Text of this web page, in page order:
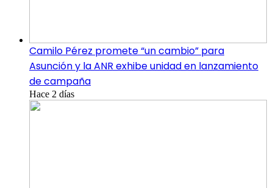
Camilo Pérez promete “un cambio” para
Asunción y la ANR exhibe unidad en lanzamiento
de campaña
Hace 2 días